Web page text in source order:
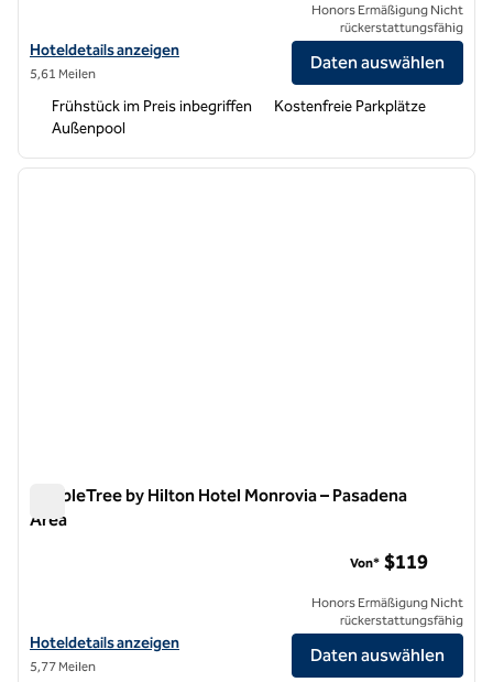
Hoteldetails für Hampton Inn Los Angeles/Arcadia/Pasadena
Hoteldetails anzeigen
5,61 Meilen
Honors Ermäßigung Nicht
rückerstattungsfähig
Daten auswählen
Frühstück im Preis inbegriffen
Kostenfreie Parkplätze
Außenpool
1 von 12
DoubleTree by Hilton Hotel Monrovia – Pasadena
Area
Hoteldetails für das DoubleTree by Hilton Hotel Monrovia –
Hoteldetails anzeigen
5,77 Meilen
Von* $119
Honors Ermäßigung Nicht
rückerstattungsfähig
Daten auswählen